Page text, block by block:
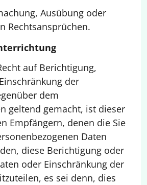
Ausübung oder
Rechtsansprüchen.
auf Berichtigung,
der
dem
geltend gemacht, ist dieser
Empfängern, denen die Sie
Daten
diese Berichtigung oder
oder Einschränkung der
es sei denn, dies